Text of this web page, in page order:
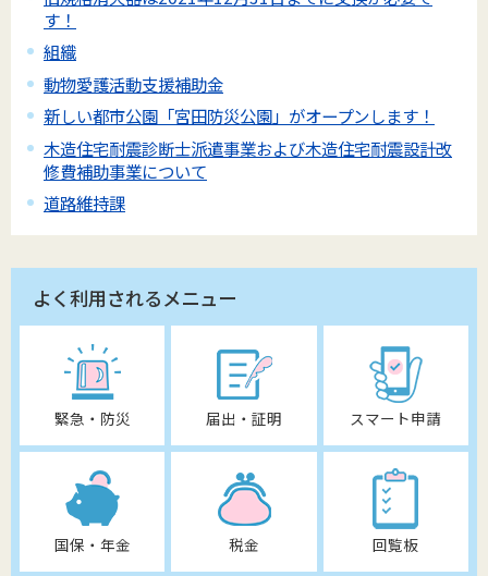
す！
組織
動物愛護活動支援補助金
新しい都市公園「宮田防災公園」がオープンします！
木造住宅耐震診断士派遣事業および木造住宅耐震設計改
修費補助事業について
道路維持課
よく利用されるメニュー
緊急・防災 届出・証明 スマート申請
国保・年金 税金 回覧板